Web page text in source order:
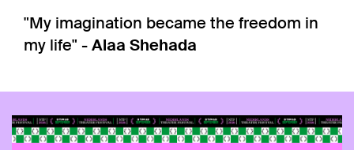
"My imagination became the freedom in
my life" -Alaa Shehada